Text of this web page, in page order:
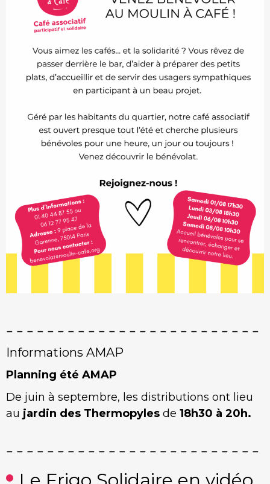
Informations AMAP
Planning été AMAP
De juin à septembre, les distributions ont lieu
au jardin des Thermopyles de 18h30 à 20h.